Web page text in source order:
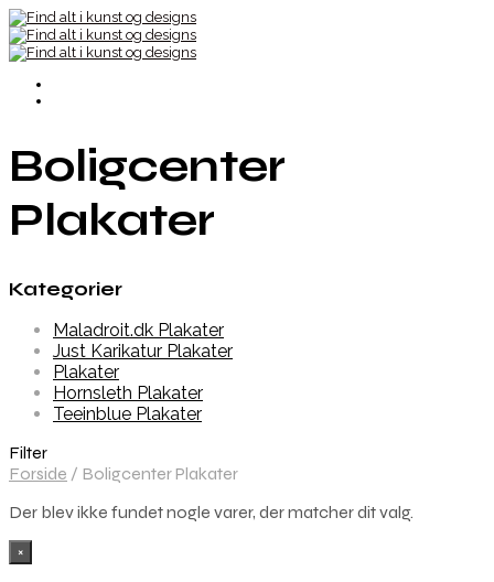
Boligcenter
Plakater
Kategorier
Maladroit.dk Plakater
Just Karikatur Plakater
Plakater
Hornsleth Plakater
Teeinblue Plakater
Filter
Forside / Boligcenter Plakater
Der blev ikke fundet nogle varer, der matcher dit valg.
×